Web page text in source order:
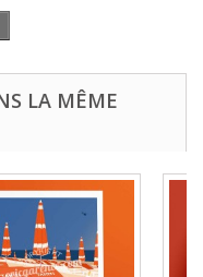
LA MÊME